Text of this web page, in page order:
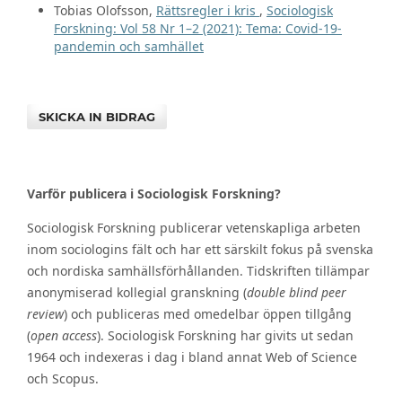
Tobias Olofsson, Rättsregler i kris , Sociologisk
Forskning: Vol 58 Nr 1–2 (2021): Tema: Covid-19-
pandemin och samhället
SKICKA IN BIDRAG
Varför publicera i Sociologisk Forskning?
Sociologisk Forskning publicerar vetenskapliga arbeten
inom sociologins fält och har ett särskilt fokus på svenska
och nordiska samhällsförhållanden. Tidskriften tillämpar
anonymiserad kollegial granskning (double blind peer
review) och publiceras med omedelbar öppen tillgång
(open access). Sociologisk Forskning har givits ut sedan
1964 och indexeras i dag i bland annat Web of Science
och Scopus.